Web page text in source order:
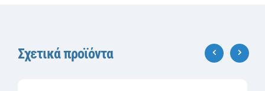
Σχετικά προϊόντα